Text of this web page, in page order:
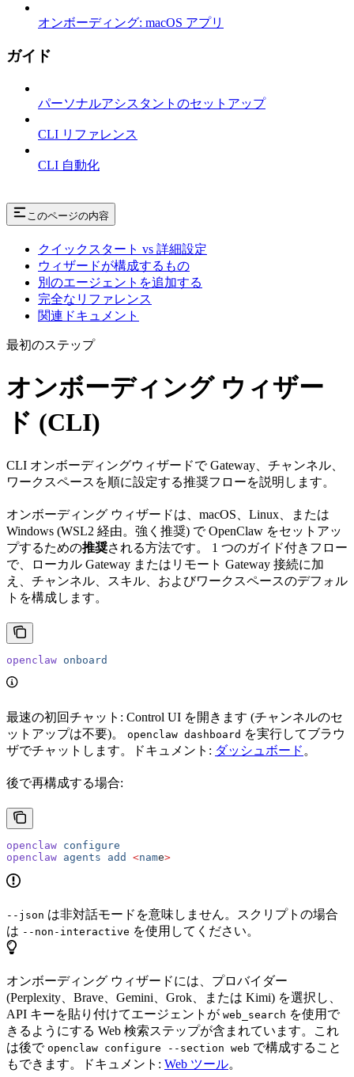
オンボーディング: macOS アプリ
ガイド
パーソナルアシスタントのセットアップ
CLI リファレンス
CLI 自動化
このページの内容
クイックスタート vs 詳細設定
ウィザードが構成するもの
別のエージェントを追加する
完全なリファレンス
関連ドキュメント
最初のステップ
オンボーディング ウィザー
ド (CLI)
CLI オンボーディングウィザードで Gateway、チャンネル、
ワークスペースを順に設定する推奨フローを説明します。
オンボーディング ウィザードは、macOS、Linux、または
Windows (WSL2 経由。強く推奨) で OpenClaw をセットアッ
プするための推奨される方法です。 1 つのガイド付きフロー
で、ローカル Gateway またはリモート Gateway 接続に加
え、チャンネル、スキル、およびワークスペースのデフォル
トを構成します。
openclaw onboard
最速の初回チャット: Control UI を開きます (チャンネルのセ
ットアップは不要)。 openclaw dashboard を実行してブラウ
ザでチャットします。ドキュメント: ダッシュボード 。
後で再構成する場合:
openclaw configure
openclaw agents add <name>
--json は非対話モードを意味しません。スクリプトの場合
は --non-interactive を使用してください。
オンボーディング ウィザードには、プロバイダー
(Perplexity、Brave、Gemini、Grok、または Kimi) を選択し、
API キーを貼り付けてエージェントが web_search を使用で
きるようにする Web 検索ステップが含まれています。これ
は後で openclaw configure --section web で構成すること
もできます。ドキュメント: Web ツール。